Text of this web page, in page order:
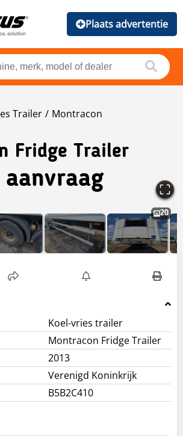
Plaats advertentie
Trailer Montracon
Fridge Trailer
20
Koel-vries trailer
Montracon Fridge Trailer
2013
Verenigd Koninkrijk
B5B2C410